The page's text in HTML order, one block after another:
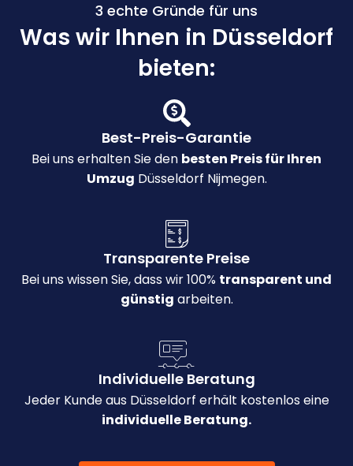
3 echte Gründe für uns
Was wir Ihnen in Düsseldorf
bieten:
Best-Preis-Garantie
Bei uns erhalten Sie den besten Preis für Ihren
Umzug Düsseldorf Nijmegen.
Transparente Preise
Bei uns wissen Sie, dass wir 100% transparent und
günstig arbeiten.
Individuelle Beratung
Jeder Kunde aus Düsseldorf erhält kostenlos eine
individuelle Beratung.